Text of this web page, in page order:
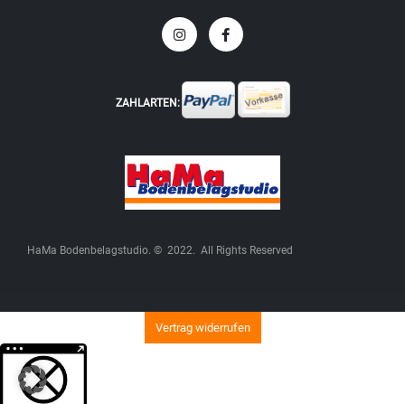
ZAHLARTEN:
HaMa Bodenbelagstudio. © 2022. All Rights Reserved
Vertrag widerrufen
Weitere Informationen über den gesperrten Inhalt.